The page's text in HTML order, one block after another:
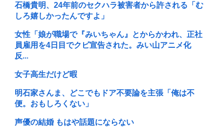
石橋貴明、24年前のセクハラ被害者から許される「む
しろ嬉しかったんですよ」
女性「娘が職場で『みいちゃん』とからかわれ、正社
員雇用を4日目でクビ宣告された。みい山アニメ化
反...
女子高生だけど暇
明石家さんま、どこでもドア不要論を主張「俺は不
便。おもしろくない」
声優の結婚 もはや話題にならない